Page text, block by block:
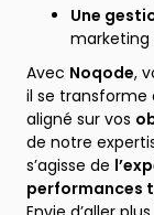
Une
marketing
Avec Noqode,
il se transforme
aligné sur vos
de notre
s’agisse de
performances